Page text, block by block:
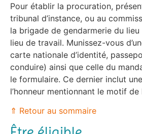
Pour établir la procuration,
tribunal d’instance, ou au
la brigade de gendarmerie du
lieu de travail. Munissez-vous
carte nationale d’identité,
conduire) ainsi que celle du
le formulaire. Ce dernier inclut
l’honneur mentionnant le motif de
⇑ Retour au sommaire